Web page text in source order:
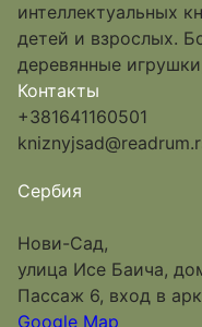
интеллектуальных
детей и взрослых.
деревянные
Контакты
+381641160501
Сербия
Нови-Сад,
улица Исе Баича,
Пассаж 6, вход в
Google Map